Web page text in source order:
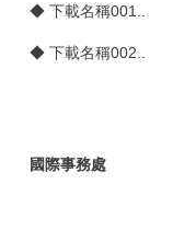
◆ 下載名稱001..
◆ 下載名稱002..
國際事務處